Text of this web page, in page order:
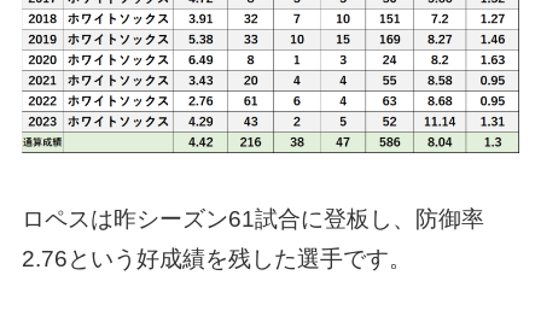
ロペスは昨シーズン61試合に登板し、防御率
2.76という好成績を残した選手です。